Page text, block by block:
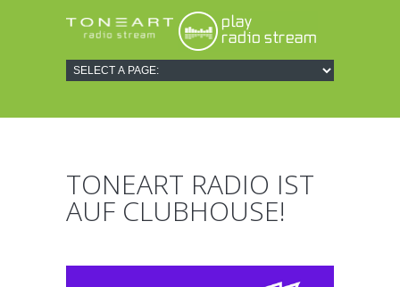
TONEART RADIO IST
AUF CLUBHOUSE!